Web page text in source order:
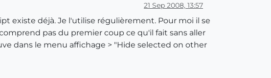
21 Sep 2008, 13:57
existe déjà. Je l'utilise régulièrement. Pour moi il se
pas du premier coup ce qu'il fait sans aller
dans le menu affichage > "Hide selected on other